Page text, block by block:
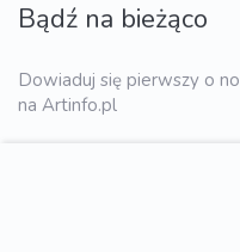
Bądź na bieżąco
Dowiaduj się pierwszy o
na Artinfo.pl